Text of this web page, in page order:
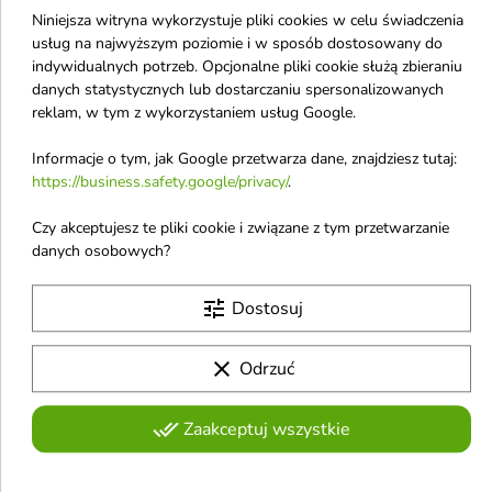
Innisfree
Inter Vion
Invisibobble
Isntree
Iwostin
Otrzymuj informację o nowościach i
wyprzedażach
Niniejsza witryna wykorzystuje pliki cookies w celu świadczenia
usług na najwyższym poziomie i w sposób dostosowany do
indywidualnych potrzeb. Opcjonalne pliki cookie służą zbieraniu
danych statystycznych lub dostarczaniu spersonalizowanych
reklam, w tym z wykorzystaniem usług Google.
Informacje o tym, jak Google przetwarza dane, znajdziesz tutaj:
https://business.safety.google/privacy/.
Czy akceptujesz te pliki cookie i związane z tym przetwarzanie
danych osobowych?
tune Dostosuj
clear Odrzuć
done_allZaakceptuj wszystkie